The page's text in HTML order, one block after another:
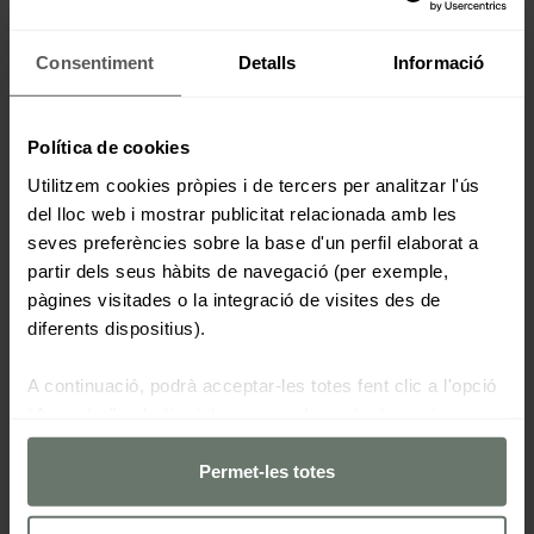
Consentiment Detalls Informació
Política de cookies
Utilitzem cookies pròpies i de tercers per analitzar l'ús
del lloc web i mostrar publicitat relacionada amb les
seves preferències sobre la base d'un perfil elaborat a
partir dels seus hàbits de navegació (per exemple,
pàgines visitades o la integració de visites des de
diferents dispositius).
A continuació, podrà acceptar-les totes fent clic a l'opció
necessàries fent clic a "Rebutjar" o configurar-les segons
les seves preferències mitjançant el botó “Configurar
cookies“.
Permet-les totes